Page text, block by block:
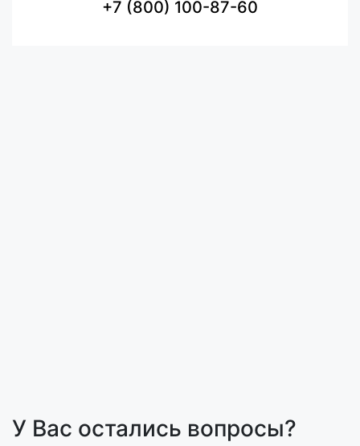
+7 (800) 100-87-60
У Вас остались вопросы?